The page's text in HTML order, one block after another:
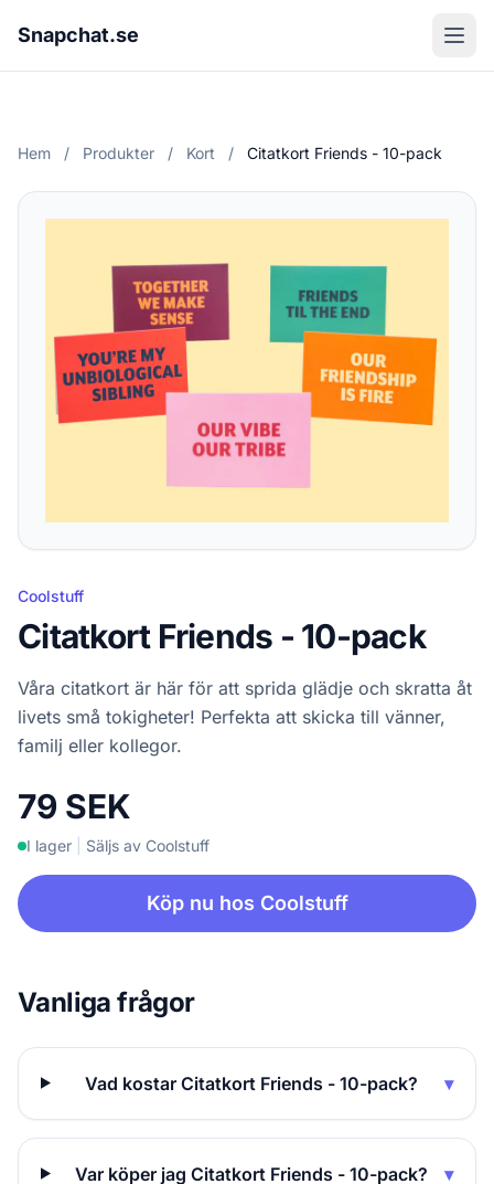
Snapchat.se
Hem / Produkter / Kort / Citatkort Friends - 10-pack
Coolstuff
Citatkort Friends - 10-pack
Våra citatkort är här för att sprida glädje och skratta åt
livets små tokigheter! Perfekta att skicka till vänner,
familj eller kollegor.
79 SEK
I lager Säljs av Coolstuff
Köp nu hos Coolstuff
Vanliga frågor
Vad kostar Citatkort Friends - 10-pack? ▾
Var köper jag Citatkort Friends - 10-pack? ▾